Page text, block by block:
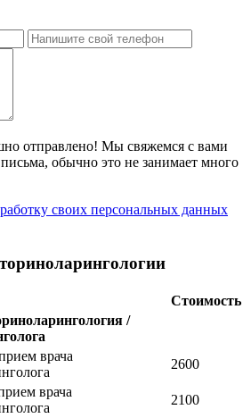
отправлено! Мы свяжемся с вами
обычно это не занимает много
своих персональных данных
Стоимость
/
врача
2600
врача
2100